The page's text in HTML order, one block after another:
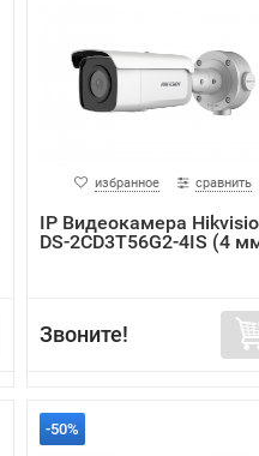
избранное сравнить
IP Видеокамера
DS-2CD3T56G2-4IS (4
Звоните!
-50%